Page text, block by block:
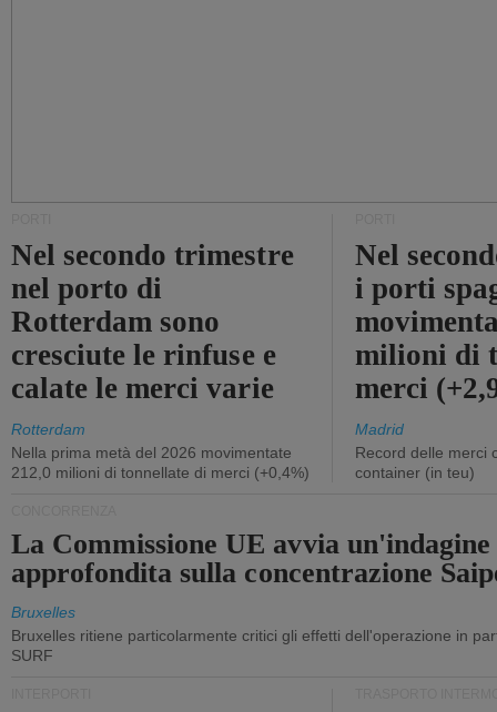
Nel secondo trimestre
nel porto di
Rotterdam sono
cresciute le rinfuse e
calate le merci varie
Rotterdam
Nella prima metà del 2026 movimentate
212,0 milioni di tonnellate di merci (+0,4%)
Nel
i porti
milioni di
merci
Madrid
Record delle merci
container (in teu)
La Commissione UE avvia un'indagine
approfondita sulla concentrazione
Bruxelles
Bruxelles ritiene particolarmente critici gli effetti dell'operazione in
SURF